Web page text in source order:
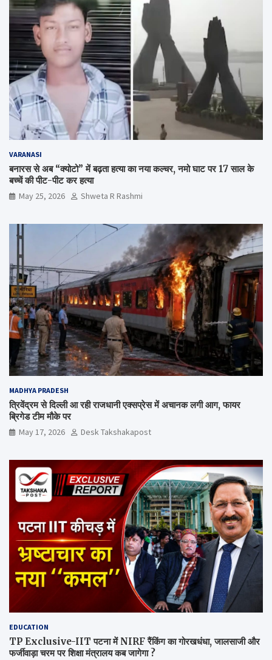
VARANASI
बनारस से अब “क्योटो” में बढ़ता हत्या का नया कल्चर, नमो घाट पर 17 साल के
बच्चें की पीट-पीट कर हत्या
May 25, 2026 Shweta R Rashmi
MADHYA PRADESH
त्रिवेंद्रम से दिल्ली आ रही राजधानी एक्सप्रेस में अचानक लगी आग, फायर
ब्रिगेड टीम मौके पर
May 17, 2026 Desk Takshakapost
EDUCATION
TP Exclusive-IIT पटना में NIRF रैंकिंग का गोरखधंधा, जालसाजी और
फर्जीवाड़ा चरम पर शिक्षा मंत्रालय कब जागेगा ?